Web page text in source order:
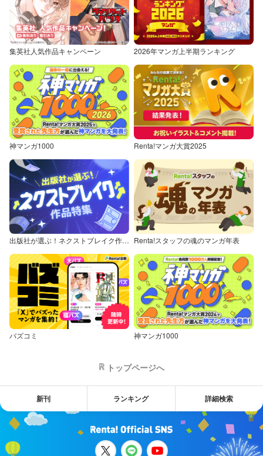
集英社人気作品キャンペーン 2026年マンガ上半期ランキング
神マンガ1000 Renta!マンガ大賞2025
出版社が選ぶ！ネクストブレイク作品特集 Renta!スタッフの魂のマンガ年表
バズコミ 神マンガ1000
トップページへ
新刊 ランキング 詳細検索